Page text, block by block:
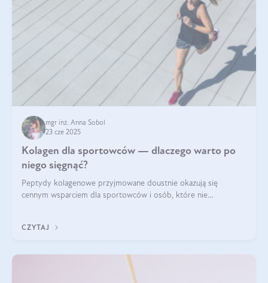
mgr inż. Anna Sobol
23 cze 2025
Kolagen dla sportowców — dlaczego warto po
niego sięgnąć?
Peptydy kolagenowe przyjmowane doustnie okazują się
cennym wsparciem dla sportowców i osób, które nie
CZYTAJ